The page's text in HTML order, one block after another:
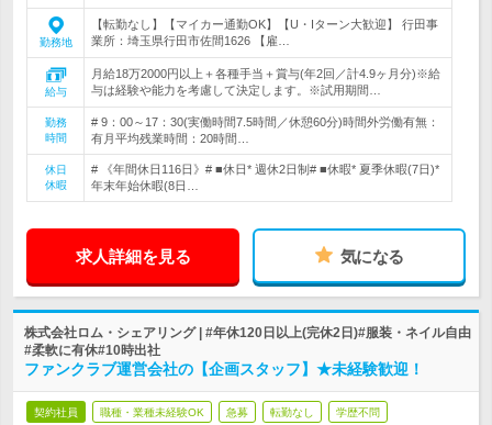
勤務地
【転勤なし】【マイカー通勤OK】【U・Iターン大歓迎】 行田事
業所：埼玉県行田市佐間1626 【雇…
給与
月給18万2000円以上＋各種手当＋賞与(年2回／計4.9ヶ月分)※給
与は経験や能力を考慮して決定します。※試用期間…
勤務
時間
# 9：00～17：30(実働時間7.5時間／休憩60分)時間外労働有無：
有月平均残業時間：20時間…
休日
休暇
# 《年間休日116日》# ■休日* 週休2日制# ■休暇* 夏季休暇(7日)*
年末年始休暇(8日…
求人詳細を見る 気になる
株式会社ロム・シェアリング | #年休120日以上(完休2日)#服装・ネイル自由
#柔軟に有休#10時出社
ファンクラブ運営会社の【企画スタッフ】★未経験歓迎！
契約社員 職種・業種未経験OK 急募 転勤なし 学歴不問